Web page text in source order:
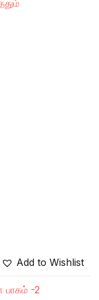
Add to Wishlist